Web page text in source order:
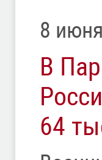
8
В
64